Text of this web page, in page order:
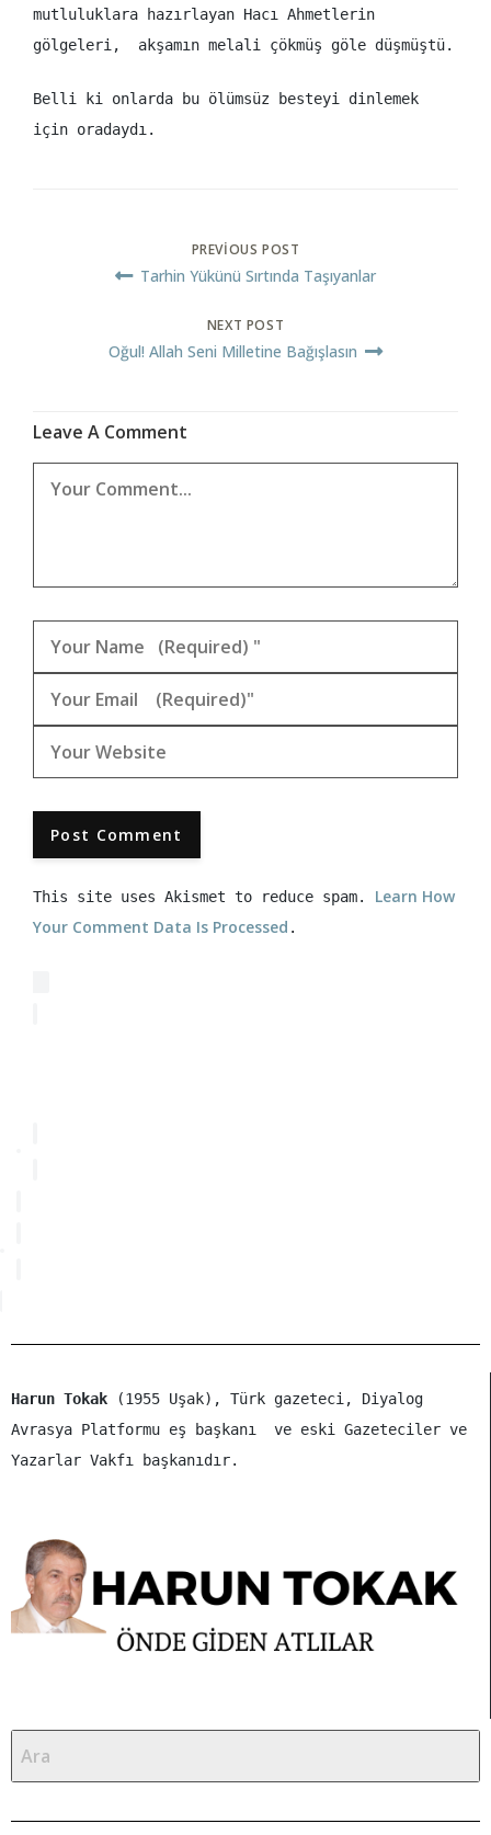
mutluluklara hazırlayan Hacı Ahmetlerin
gölgeleri, akşamın melali çökmüş göle düşmüştü.
Belli ki onlarda bu ölümsüz besteyi dinlemek
için oradaydı.
PREVIOUS POST
Tarhin Yükünü Sırtında Taşıyanlar
NEXT POST
Oğul! Allah Seni Milletine Bağışlasın
Leave A Comment
This site uses Akismet to reduce spam. Learn How
Your Comment Data Is Processed .
Harun Tokak (1955 Uşak), Türk gazeteci, Diyalog
Avrasya Platformu eş başkanı ve eski Gazeteciler ve
Yazarlar Vakfı başkanıdır.